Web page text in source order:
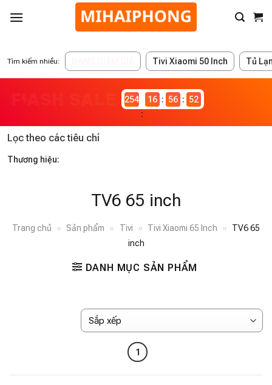
Tìm kiếm nhiều: Tivi Xiaomi 50 Inch Tủ
2546980
16 56 52
Lọc theo các tiêu chí
Thương hiệu:
TV6 65 inch
Trang chủ » Sản phẩm » Tivi » Tivi Xiaomi 65 Inch »
TV6 65
inch
DANH MỤC SẢN PHẨM
1